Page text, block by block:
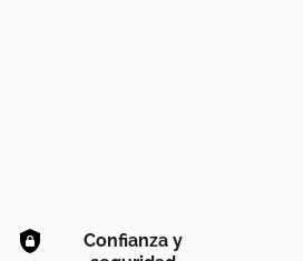
Confianza y